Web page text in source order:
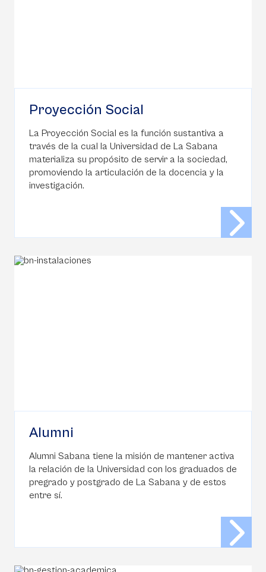
Proyección Social
La Proyección Social es la función sustantiva a
través de la cual la Universidad de La Sabana
materializa su propósito de servir a la sociedad,
promoviendo la articulación de la docencia y la
investigación.
Alumni
Alumni Sabana tiene la misión de mantener activa
la relación de la Universidad con los graduados de
pregrado y postgrado de La Sabana y de estos
entre sí.